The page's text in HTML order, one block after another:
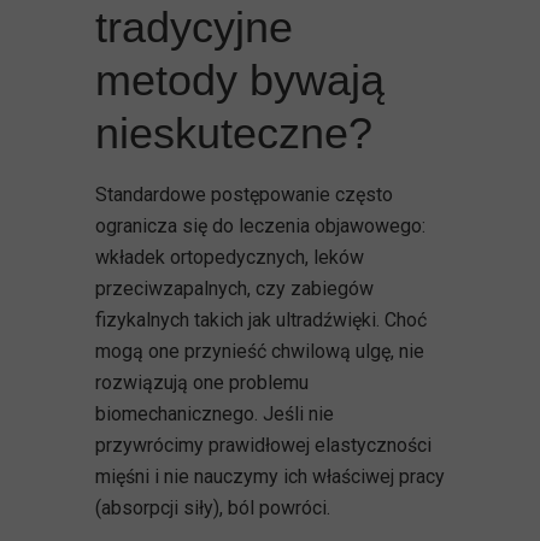
tradycyjne
metody bywają
nieskuteczne?
Standardowe postępowanie często
ogranicza się do leczenia objawowego:
wkładek ortopedycznych, leków
przeciwzapalnych, czy zabiegów
fizykalnych takich jak ultradźwięki. Choć
mogą one przynieść chwilową ulgę, nie
rozwiązują one problemu
biomechanicznego. Jeśli nie
przywrócimy prawidłowej elastyczności
mięśni i nie nauczymy ich właściwej pracy
(absorpcji siły), ból powróci.